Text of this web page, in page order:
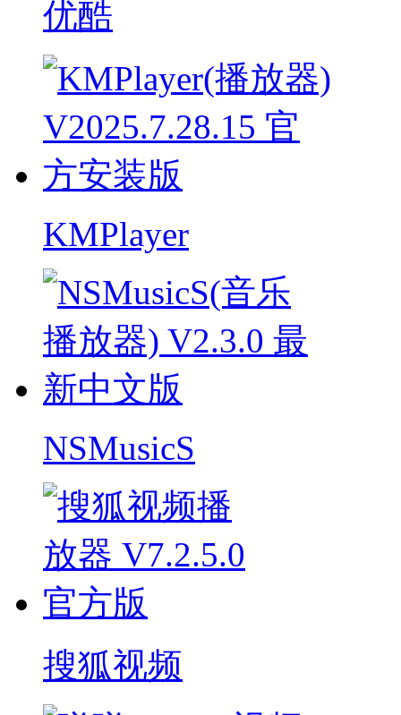
优酷
KMPlayer
NSMusicS
搜狐视频